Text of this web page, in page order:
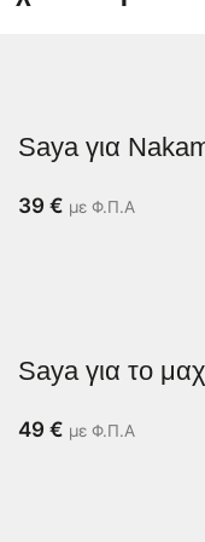
Saya για
39 € με Φ.Π.Α
Saya για το
49 € με Φ.Π.Α